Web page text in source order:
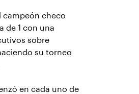
campeón checo
de 1 con una
sobre
su torneo
en cada uno de